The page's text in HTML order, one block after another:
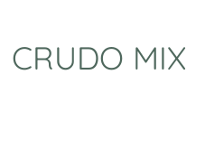
CRUDO MIX